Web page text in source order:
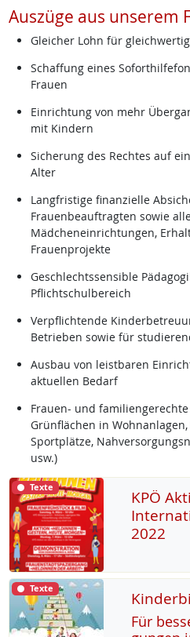
Auszüge aus unserem
Gleicher Lohn für
Schaffung eines
Frauen
Einrichtung von mehr
mit Kindern
Sicherung des Rechtes auf
Alter
Langfristige finanzielle
Frauenbeauftragten sowie
Mädcheneinrichtungen,
Frauenprojekte
Geschlechtssensible
Pflichtschulbereich
Verpflichtende
Betrieben sowie für
Ausbau von leistbaren
aktuellen Bedarf
Frauen- und
Grünflächen in
Sportplätze,
usw.)
Texte
KPÖ
2022
Texte
Für